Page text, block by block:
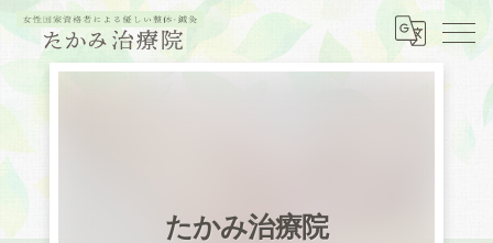
たかみ治療院